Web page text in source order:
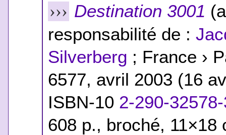
››› Destination 3001
responsabilité de :
Silverberg ; France ›
6577, avril 2003 (16
ISBN-10 2-290-
608 p., broché, 11×18